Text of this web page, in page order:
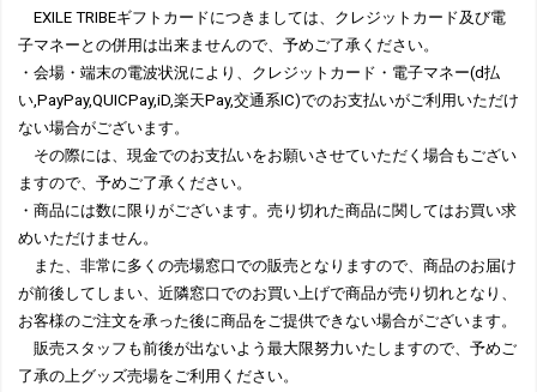
EXILE TRIBEギフトカードにつきましては、クレジットカード及び電
子マネーとの併用は出来ませんので、予めご了承ください。
・会場・端末の電波状況により、クレジットカード・電子マネー(d払
い,PayPay,QUICPay,iD,楽天Pay,交通系IC)でのお支払いがご利用いただけ
ない場合がございます。
その際には、現金でのお支払いをお願いさせていただく場合もござい
ますので、予めご了承ください。
・商品には数に限りがございます。売り切れた商品に関してはお買い求
めいただけません。
また、非常に多くの売場窓口での販売となりますので、商品のお届け
が前後してしまい、近隣窓口でのお買い上げで商品が売り切れとなり、
お客様のご注文を承った後に商品をご提供できない場合がございます。
販売スタッフも前後が出ないよう最大限努力いたしますので、予めご
了承の上グッズ売場をご利用ください。